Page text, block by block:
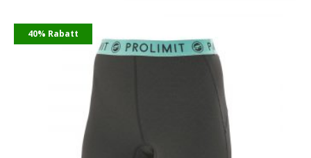
40% Rabatt